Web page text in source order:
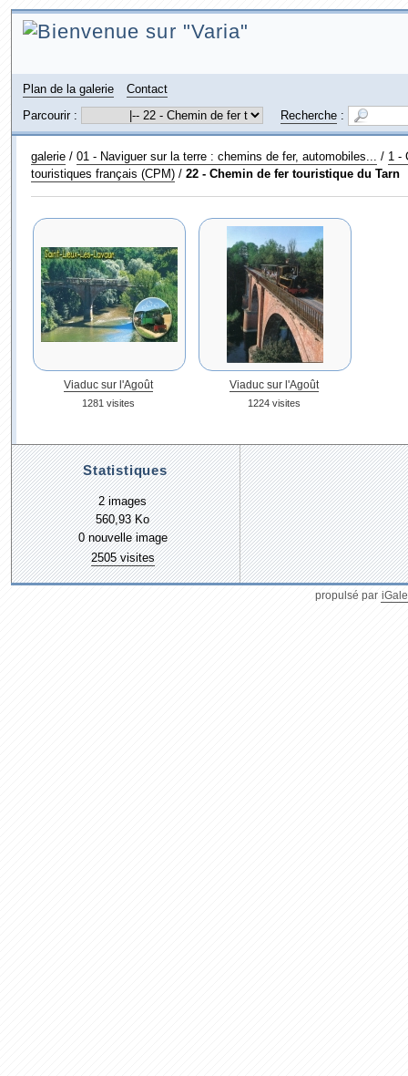
Plan de la galerie
Contact
Parcourir :
Recherche:
galerie/ 01 - Naviguer sur la terre : chemins de fer, automobiles... / 1 -
touristiques français (CPM)/ 22 - Chemin de fer touristique du Tarn
Viaduc sur l'Agoût
1281 visites
Viaduc sur l'Agoût
1224 visites
Statistiques
2 images
560,93 Ko
0 nouvelle image
2505 visites
propulsé par